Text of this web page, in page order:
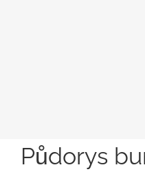
Půdorys